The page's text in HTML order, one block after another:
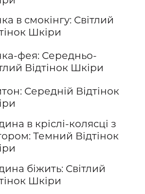
в смокінгу: Світлий
Шкіри
фея: Середньо-
Відтінок Шкіри
Середній Відтінок
в кріслі-колясці з
Темний Відтінок
біжить: Світлий
Шкіри